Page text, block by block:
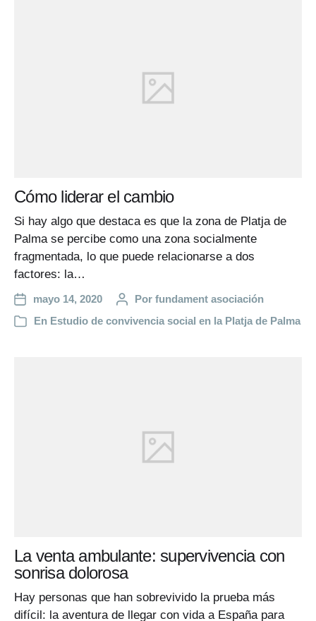
Cómo liderar el cambio
Si hay algo que destaca es que la zona de Platja de
Palma se percibe como una zona socialmente
fragmentada, lo que puede relacionarse a dos
factores: la…
mayo 14, 2020 Por fundament asociación
En Estudio de convivencia social en la Platja de Palma
La venta ambulante: supervivencia con
sonrisa dolorosa
Hay personas que han sobrevivido la prueba más
difícil: la aventura de llegar con vida a España para